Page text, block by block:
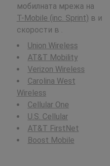
мобилната мрежа на
T-Mobile (inc. Sprint) в и
скорости в .
Union Wireless
AT&T Mobility
Verizon Wireless
Carolina West
Wireless
Cellular One
U.S. Cellular
AT&T FirstNet
Boost Mobile